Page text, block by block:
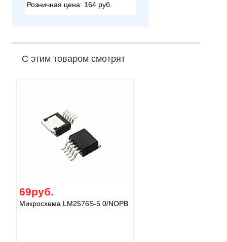
Розничная цена: 164 руб.
С этим товаром смотрят
69руб.
Микросхема LM2576S-5.0/NOPB